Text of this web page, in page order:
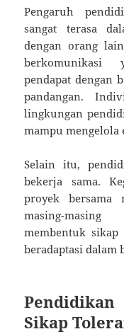
Pengaruh
sangat terasa
dengan orang
berkomunikasi
pendapat dengan
pandangan.
lingkungan
mampu mengelola
Selain itu,
bekerja sama.
proyek bersama
masing-
membentuk sikap
beradaptasi dalam
Sikap